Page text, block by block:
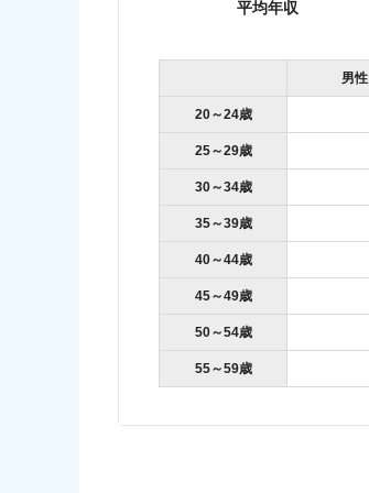
平均年収
男性
20～24歳
25～29歳
30～34歳
35～39歳
40～44歳
45～49歳
50～54歳
55～59歳